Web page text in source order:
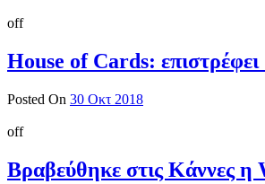
off
House of Cards:
Posted On 30 Οκτ 2018
off
Βραβεύθηκε στις Κάννες